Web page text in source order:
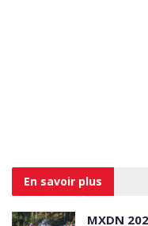
En savoir plus
MXDN